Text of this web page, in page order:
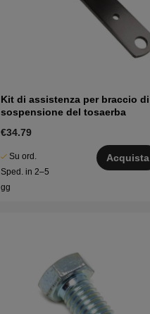
Kit di assistenza per braccio di
sospensione del tosaerba
€34.79
Su ord.
Sped. in 2–5
gg
Acquista